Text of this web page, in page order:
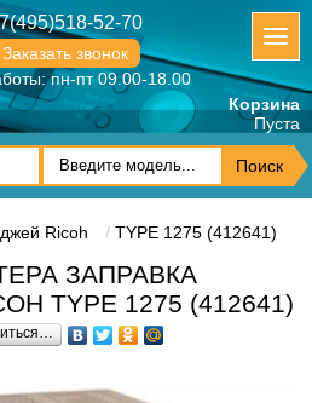
52-70
Заказать звонок
пн-пт 09.00-18.00
Корзина
Пуста
Ricoh TYPE 1275 (412641)
ЗАПРАВКА
TYPE 1275 (412641)